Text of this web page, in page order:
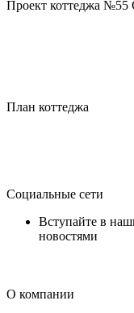
Проект коттеджа №55
План коттеджа
Социальные сети
Вступайте в
новостями
О компании